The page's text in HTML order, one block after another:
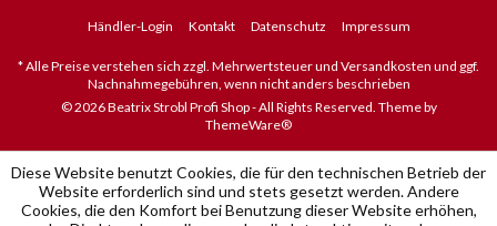
Händler-Login Kontakt Datenschutz Impressum
* Alle Preise verstehen sich zzgl. Mehrwertsteuer und Versandkosten und ggf.
Nachnahmegebühren, wenn nicht anders beschrieben
© 2026 Beatrix Strobl Profi Shop - All Rights Reserved. Theme by
ThemeWare®
Diese Website benutzt Cookies, die für den technischen Betrieb der
Website erforderlich sind und stets gesetzt werden. Andere
Cookies, die den Komfort bei Benutzung dieser Website erhöhen,